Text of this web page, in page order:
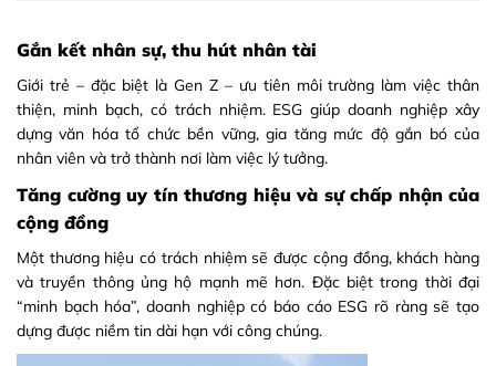
Gắn kết nhân sự, thu hút nhân tài
Giới trẻ – đặc biệt là Gen Z – ưu tiên môi trường làm việc thân
thiện, minh bạch, có trách nhiệm. ESG giúp doanh nghiệp xây
dựng văn hóa tổ chức bền vững, gia tăng mức độ gắn bó của
nhân viên và trở thành nơi làm việc lý tưởng.
Tăng cường uy tín thương hiệu và sự chấp nhận của
cộng đồng
Một thương hiệu có trách nhiệm sẽ được cộng đồng, khách hàng
và truyền thông ủng hộ mạnh mẽ hơn. Đặc biệt trong thời đại
“minh bạch hóa”, doanh nghiệp có báo cáo ESG rõ ràng sẽ tạo
dựng được niềm tin dài hạn với công chúng.